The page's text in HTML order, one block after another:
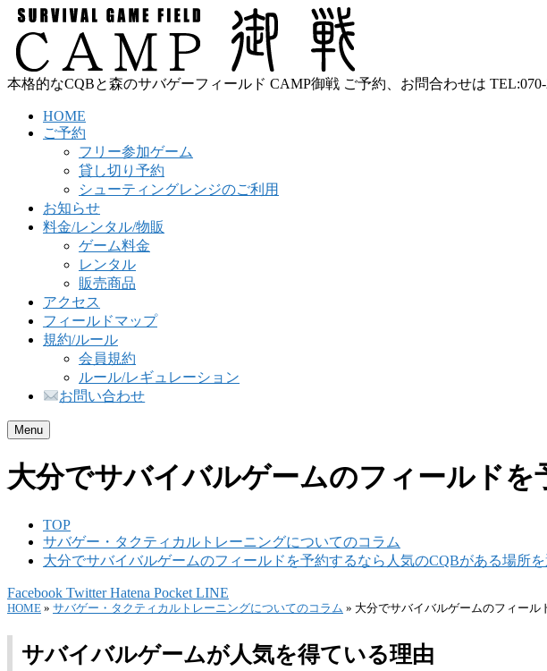
本格的なCQBと森のサバゲーフィールド CAMP御戦 ご予約、お問合わせは TEL:070-
HOME
ご予約
フリー参加ゲーム
貸し切り予約
シューティングレンジのご利用
お知らせ
料金/レンタル/物販
ゲーム料金
レンタル
販売商品
アクセス
フィールドマップ
規約/ルール
会員規約
ルール/レギュレーション
お問い合わせ
Menu
大分でサバイバルゲームのフィールド
TOP
サバゲー・タクティカルトレーニングについてのコラム
大分でサバイバルゲームのフィールドを予約するなら人気のCQBがある場所を
Facebook TwitterHatena Pocket LINE
HOME » サバゲー・タクティカルトレーニングについてのコラム » 大分でサバイバルゲームのフィール
サバイバルゲームが人気を得ている理由